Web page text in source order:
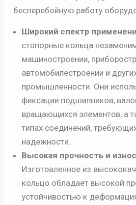
бесперебойную работу
Широкий спектр
стопорные кольца
машиностроении,
автомобилестроении и
промышленности. Они
фиксации подшипников,
вращающихся элементов, а
типах соединений,
надежности.
Высокая прочность и
Изготовленное из
кольцо обладает высокой
устойчивостью к